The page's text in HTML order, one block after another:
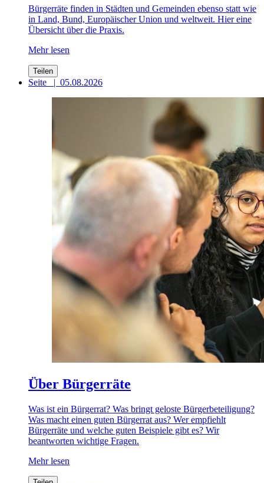
Bürgerräte finden in Städten und Gemeinden ebenso statt wie
in Land, Bund, Europäischer Union und weltweit. Hier eine
Übersicht über die Praxis.
Mehr lesen
Teilen
Seite | 05.08.2026
Über Bürgerräte
Was ist ein Bürgerrat? Was bringt geloste Bürgerbeteiligung?
Was macht einen guten Bürgerrat aus? Wer empfiehlt
Bürgerräte und welche guten Beispiele gibt es? Wir
beantworten wichtige Fragen.
Mehr lesen